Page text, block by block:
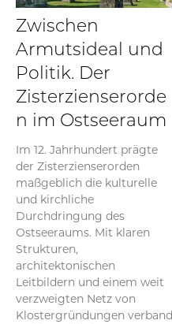
Zwischen
Armutsideal und
Politik. Der
Zisterzienserorde
n im Ostseeraum
Im 12. Jahrhundert prägte
der Zisterzienserorden
maßgeblich die kulturelle
und kirchliche
Durchdringung des
Ostseeraums. Mit klaren
Strukturen,
architektonischen
Leitbildern und einem weit
verzweigten Netz von
Klostergründungen verband